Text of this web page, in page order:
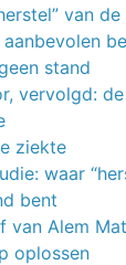
van de
stand
vervolgd:
ziekte
waar
bent
van Alem
oplossen